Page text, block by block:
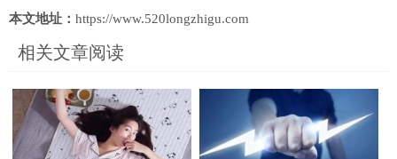
本文地址： https://www.520longzhigu.com
相关文章阅读